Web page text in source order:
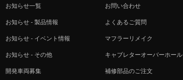
お知らせ一覧
お知らせ - 製品情報
お知らせ - イベント情報
お知らせ - その他
開発車両募集
お問い合わせ
よくあるご質問
マフラーリメイク
キャブレターオーバーホール
補修部品のご注文